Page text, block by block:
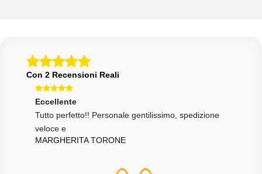
Con 2 Recensioni Reali
Eccellente
Tutto perfetto!! Personale gentilissimo, spedizione
veloce e
MARGHERITA TORONE